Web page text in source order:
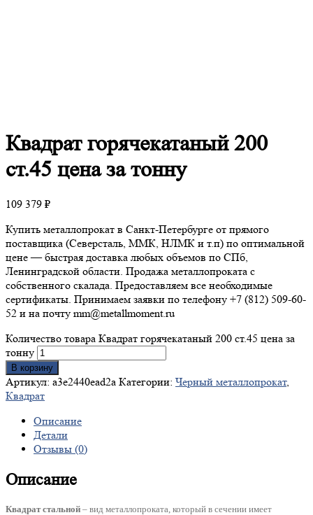
Квадратгорячекатаный 200
ст.45 цена за тонну
109 379 ₽
Купить металлопрокат в Санкт-Петербурге от прямого
поставщика (Северсталь, ММК, НЛМК и т.п) по оптимальной
цене — быстрая доставка любых объемов по СПб,
Ленинградской области. Продажа металлопроката с
собственного скалада. Предоставляем все необходимые
сертификаты. Принимаем заявки по телефону +7 (812) 509-60-
52 и на почту mm@metallmoment.ru
Количество товара Квадрат горячекатаный 200 ст.45 цена за
тонну
В корзину
Артикул: a3e2440ead2a Категории: Черный металлопрокат,
Квадрат
Описание
Детали
Отзывы (0)
Описание
Квадрат стальной – вид металлопроката, который в сечении имеет